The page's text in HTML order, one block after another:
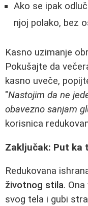
Ako se ipak
njoj polako, bez
Kasno uzimanje
Pokušajte da
kasno uveče,
"Nastojim da ne
obavezno sanjam
korisnica
Zaključak: Put ka
Redukovana
životnog stila.
svog tela i gubi